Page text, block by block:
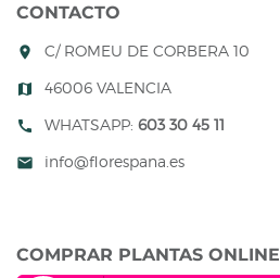
CONTACTO
room C/ ROMEU DE CORBERA 10
map 46006 VALENCIA
call WHATSAPP: 603 30 45 11
mail info@florespana.es
COMPRAR PLANTAS ONLINE